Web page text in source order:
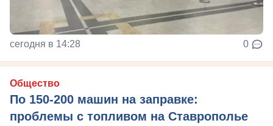
сегодня в 14:28 0
Общество
По 150-200 машин на заправке:
проблемы с топливом на Ставрополье